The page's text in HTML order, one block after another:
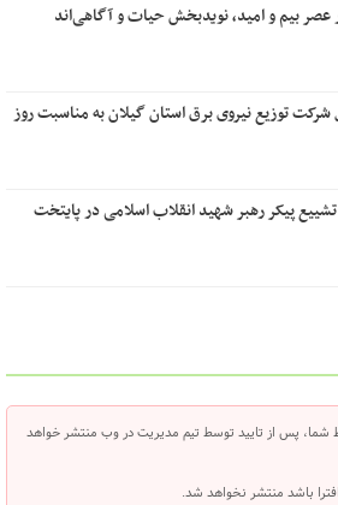
عصر بیم و امید، نویدبخش حیات و آگاهی‌اند
شرکت توزیع نیروی برق استان گیلان به مناسبت روز
پیکر رهبر شهید انقلاب اسلامی در پایتخت
شما، پس از تایید توسط تیم مدیریت در وب منتشر خواهد
باشد منتشر نخواهد شد.